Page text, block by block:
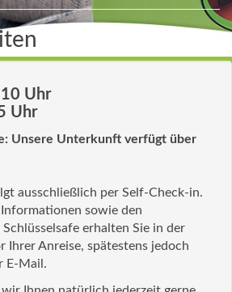
Uhr
Uhr
Unsere Unterkunft verfügt über
ausschließlich per Self-Check-in.
sowie den
erhalten Sie in der
Ihrer Anreise, spätestens jedoch
E-Mail.